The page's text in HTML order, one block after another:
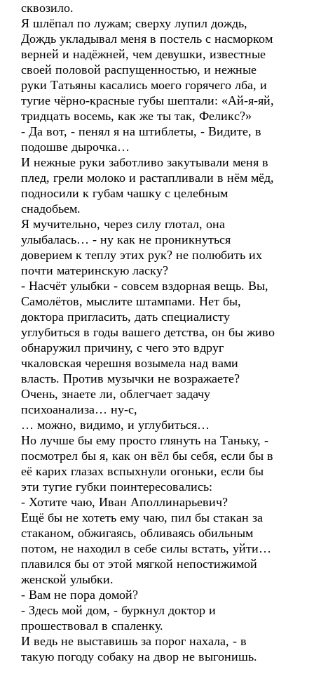
сквозило.
Я шлёпал по лужам; сверху лупил дождь,
Дождь укладывал меня в постель с насморком
верней и надёжней, чем девушки, известные
своей половой распущенностью, и нежные
руки Татьяны касались моего горячего лба, и
тугие чёрно-красные губы шептали: «Ай-я-яй,
тридцать восемь, как же ты так, Феликс?»
- Да вот, - пенял я на штиблеты, - Видите, в
подошве дырочка…
И нежные руки заботливо закутывали меня в
плед, грели молоко и растапливали в нём мёд,
подносили к губам чашку с целебным
снадобьем.
Я мучительно, через силу глотал, она
улыбалась… - ну как не проникнуться
доверием к теплу этих рук? не полюбить их
почти материнскую ласку?
- Насчёт улыбки - совсем вздорная вещь. Вы,
Самолётов, мыслите штампами. Нет бы,
доктора пригласить, дать специалисту
углубиться в годы вашего детства, он бы живо
обнаружил причину, с чего это вдруг
чкаловская черешня возымела над вами
власть. Против музычки не возражаете?
Очень, знаете ли, облегчает задачу
психоанализа… ну-с,
… можно, видимо, и углубиться…
Но лучше бы ему просто глянуть на Таньку, -
посмотрел бы я, как он вёл бы себя, если бы в
её карих глазах вспыхнули огоньки, если бы
эти тугие губки поинтересовались:
- Хотите чаю, Иван Аполлинарьевич?
Ещё бы не хотеть ему чаю, пил бы стакан за
стаканом, обжигаясь, обливаясь обильным
потом, не находил в себе силы встать, уйти…
плавился бы от этой мягкой непостижимой
женской улыбки.
- Вам не пора домой?
- Здесь мой дом, - буркнул доктор и
прошествовал в спаленку.
И ведь не выставишь за порог нахала, - в
такую погоду собаку на двор не выгонишь.